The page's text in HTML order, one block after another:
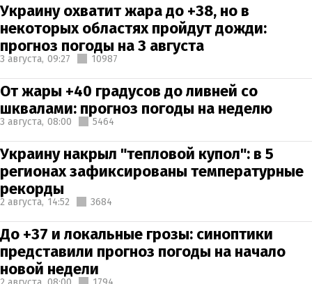
Украину охватит жара до +38, но в
некоторых областях пройдут дожди:
прогноз погоды на 3 августа
3 августа, 09:27 10987
От жары +40 градусов до ливней со
шквалами: прогноз погоды на неделю
3 августа, 08:00 5464
Украину накрыл "тепловой купол": в 5
регионах зафиксированы температурные
рекорды
2 августа, 14:52 3684
До +37 и локальные грозы: синоптики
представили прогноз погоды на начало
новой недели